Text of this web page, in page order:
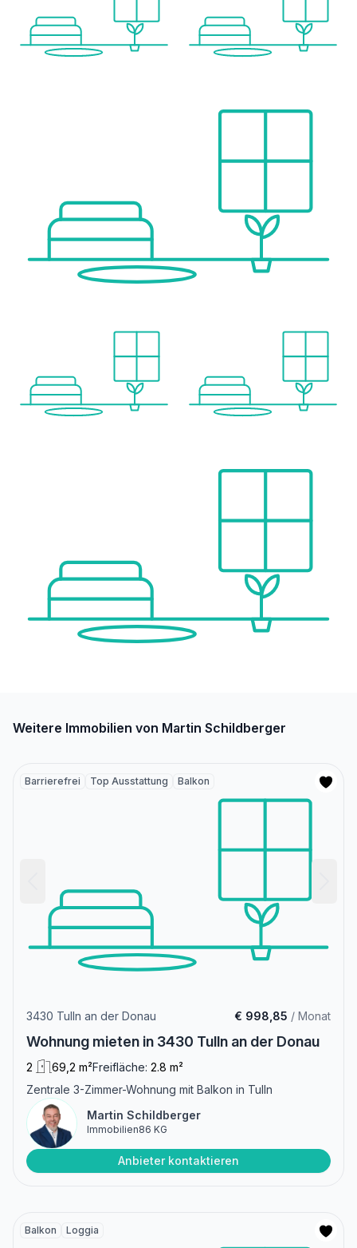
Weitere Immobilien von Martin Schildberger
Barrierefrei Top Ausstattung Balkon
3430 Tulln an der Donau € 998,85 / Monat
Wohnung mieten in 3430 Tulln an der Donau
2 69,2 m²Freifläche: 2.8 m²
Zentrale 3-Zimmer-Wohnung mit Balkon in Tulln
Martin Schildberger
Immobilien86 KG
Anbieter kontaktieren
Balkon Loggia